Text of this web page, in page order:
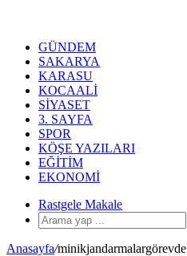
GÜNDEM
SAKARYA
KARASU
KOCAALI
SIYASET
3. SAYFA
SPOR
KÖŞE YAZILARI
EĞITIM
EKONOMI
Rastgele Makale
Anasayfa/minikjandarmalargörevde